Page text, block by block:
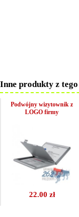
Inne produkty z
22.00 zł
Podwójny wizytownik z
LOGO firmy